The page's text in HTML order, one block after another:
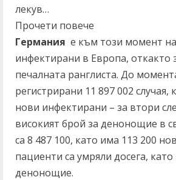
лекув…
Прочети повече
Германия е към този момент
инфектирани в Европа, откакто
печалната ранглиста. До
регистрирани 11 897 002 случая,
нови инфектирани – за втори
високият брой за денонощие в
са 8 487 100, като има 113 200
пациенти са умряли досега,
денонощие.